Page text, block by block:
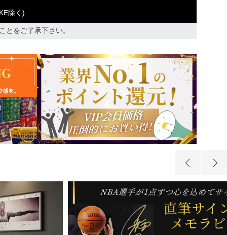
除く)
とをご了承下さい。